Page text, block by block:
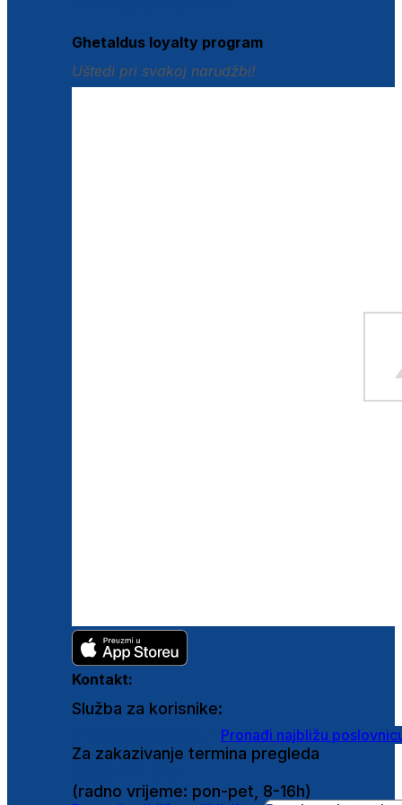
Ghetaldus loyalty program
Uštedi pri svakoj narudžbi!
Kontakt:
Služba za korisnike:
Pronađi najbližu
Za zakazivanje termina pregleda
(radno vrijeme: pon-pet, 8-16h)